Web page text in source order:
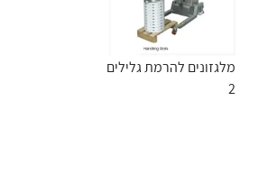
מלגזונים להרמת גלילים
2